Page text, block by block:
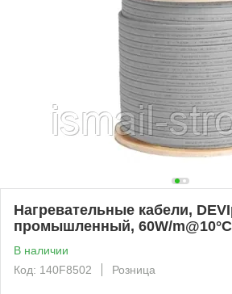
Нагревательные кабели,
промышленный, 60W/
В наличии
Код: 140F8502
Розница